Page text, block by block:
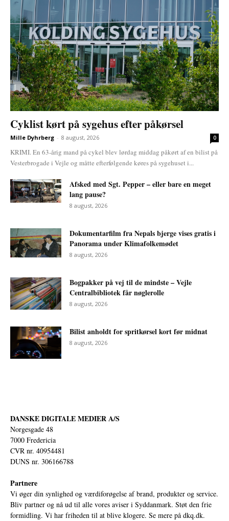
Cyklist kørt på sygehus efter påkørsel
Mille Dyhrberg - 8 august, 2026 0
KRIMI. En 63-årig mand på cykel blev lørdag middag påkørt af en bilist på
Vesterbrogade i Vejle og måtte efterfølgende køres på sygehuset i...
Afsked med Sgt. Pepper – eller bare en meget
lang pause?
8 august, 2026
Dokumentarfilm fra Nepals bjerge vises gratis i
Panorama under Klimafolkemødet
8 august, 2026
Bogpakker på vej til de mindste – Vejle
Centralbibliotek får nøglerolle
8 august, 2026
Bilist anholdt for spritkørsel kort før midnat
8 august, 2026
DANSKE DIGITALE MEDIER A/S
Norgesgade 48
7000 Fredericia
CVR nr. 40954481
DUNS nr. 306166788
Partnere
Vi øger din synlighed og værdiforøgelse af brand, produkter og service.
Bliv partner og nå ud til alle vores aviser i Syddanmark. Støt den frie
formidling. Vi har friheden til at blive klogere. Se mere på dkq.dk.